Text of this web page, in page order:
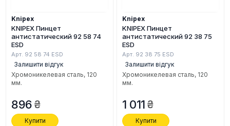
Knipex
KNIPEX Пинцет
антистатический 92 58 74
ESD
Арт. 92 58 74 ESD
Залишити відгук
Хромоникелевая сталь, 120
мм.
896
Купити
Knipex
KNIPEX Пинцет
антистатический 92 38 75
ESD
Арт. 92 38 75 ESD
Залишити відгук
Хромоникелевая сталь, 120
мм.
1 011
Купити